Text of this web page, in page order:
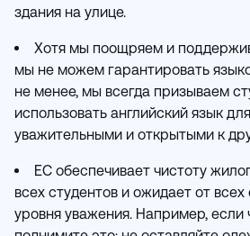
здания на улице.
Хотя мы поощряем и
мы не можем гарантировать
не менее, мы всегда призываем
использовать английский язык
уважительными и открытыми к
EC обеспечивает чистоту
всех студентов и ожидает от всех
уровня уважения. Например, если